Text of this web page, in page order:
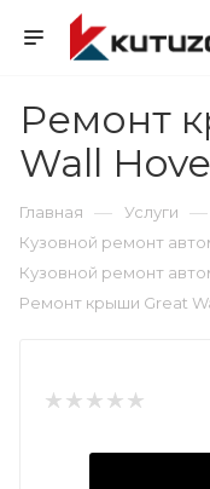
Ремонт
Wall
Главная — Услуги —
Кузовной ремонт
Кузовной ремонт
Ремонт крыши Great